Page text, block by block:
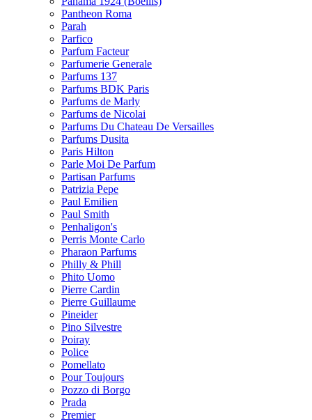
Pantheon Roma
Parah
Parfico
Parfum Facteur
Parfumerie Generale
Parfums 137
Parfums BDK Paris
Parfums de Marly
Parfums de Nicolai
Parfums Du Chateau De Versailles
Parfums Dusita
Paris Hilton
Parle Moi De Parfum
Partisan Parfums
Patrizia Pepe
Paul Emilien
Paul Smith
Penhaligon's
Perris Monte Carlo
Pharaon Parfums
Philly & Phill
Phito Uomo
Pierre Cardin
Pierre Guillaume
Pineider
Pino Silvestre
Poiray
Police
Pomellato
Pour Toujours
Pozzo di Borgo
Prada
Premier